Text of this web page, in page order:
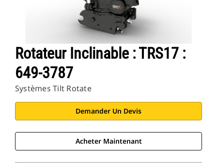
Rotateur Inclinable : TRS17 :
649-3787
Systèmes Tilt Rotate
Demander Un Devis
Acheter Maintenant